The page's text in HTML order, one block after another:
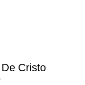
Cristo